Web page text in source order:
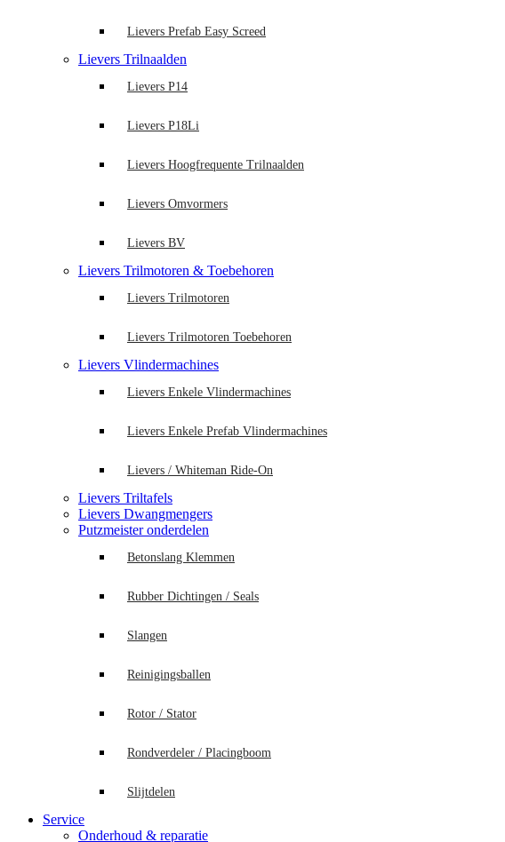
Lievers Prefab Easy Screed
Lievers Trilnaalden
Lievers P14
Lievers P18Li
Lievers Hoogfrequente Trilnaalden
Lievers Omvormers
Lievers BV
Lievers Trilmotoren & Toebehoren
Lievers Trilmotoren
Lievers Trilmotoren Toebehoren
Lievers Vlindermachines
Lievers Enkele Vlindermachines
Lievers Enkele Prefab Vlindermachines
Lievers / Whiteman Ride-On
Lievers Triltafels
Lievers Dwangmengers
Putzmeister onderdelen
Betonslang Klemmen
Rubber Dichtingen / Seals
Slangen
Reinigingsballen
Rotor / Stator
Rondverdeler / Placingboom
Slijtdelen
Service
Onderhoud & reparatie